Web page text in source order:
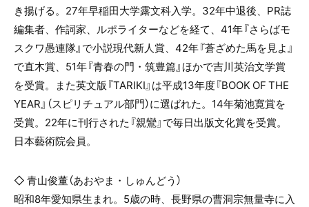
き揚げる。27年早稲田大学露文科入学。32年中退後、PR誌
編集者、作詞家、ルポライターなどを経て、41年『さらばモ
スクワ愚連隊』で小説現代新人賞、42年『蒼ざめた馬を見よ』
で直木賞、51年『青春の門・筑豊篇』ほかで吉川英治文学賞
を受賞。また英文版『TARIKI』は平成13年度『BOOK OF THE
YEAR』（スピリチュアル部門）に選ばれた。14年菊池寛賞を
受賞。22年に刊行された『親鸞』で毎日出版文化賞を受賞。
日本藝術院会員。
◇ 青山俊董（あおやま・しゅんどう）
昭和8年愛知県生まれ。5歳の時、長野県の曹洞宗無量寺に入